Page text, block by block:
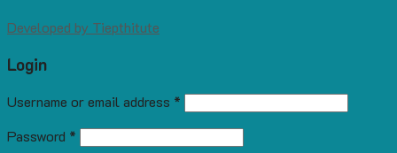
Developed by Tiepthitute
Login
Username or email address *
Password *